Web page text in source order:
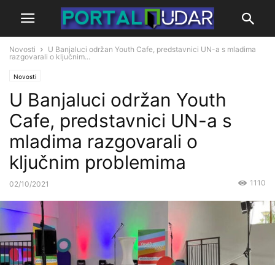
Novosti
U Banjaluci održan Youth Cafe, predstavnici UN-a s mladima
razgovarali o ključnim...
Novosti
U Banjaluci održan Youth
Cafe, predstavnici UN-a s
mladima razgovarali o
ključnim problemima
02/10/2021 1110